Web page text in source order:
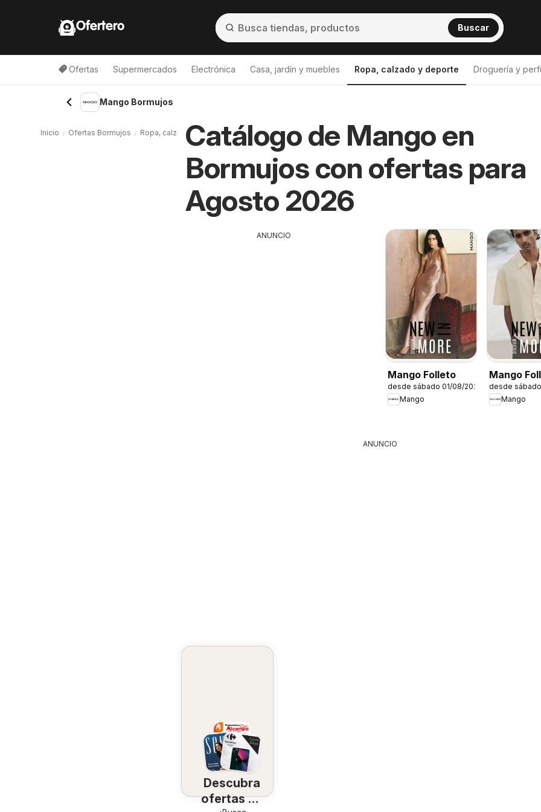
Ofertero Buscar
Ofertas Supermercados Electrónica Casa, jardín y muebles Ropa, calzado y deporte Droguería y
Mango Bormujos
Catálogo de Mango en
Bormujos con ofertas para
Agosto 2026
ANUNCIO
Mango Folleto
desde sábado 01/08/2026
Mango
Mango
desde
Mango
ANUNCIO
Descubra
ofertas en
Inicio Ofertas Bormujos Ropa, calzado y deporte Bormujos Mango Bormujos